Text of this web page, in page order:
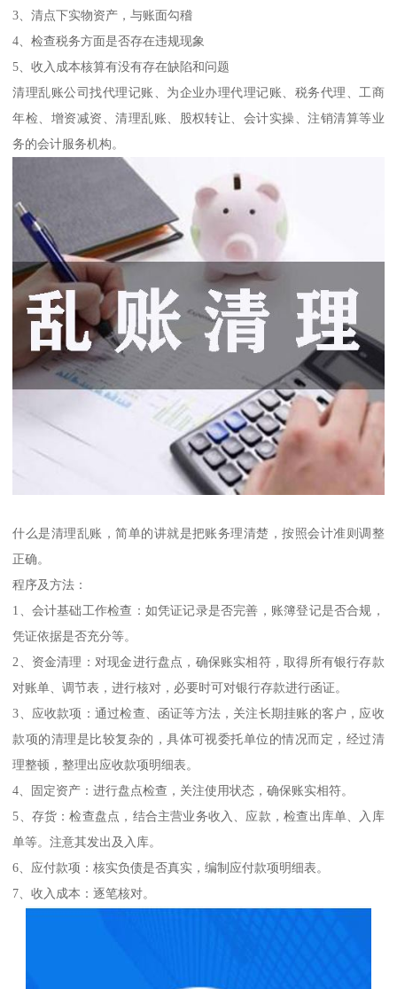
3、清点下实物资产，与账面勾稽
4、检查税务方面是否存在违规现象
5、收入成本核算有没有存在缺陷和问题
清理乱账公司找代理记账、为企业办理代理记账、税务代理、工商
年检、增资减资、清理乱账、股权转让、会计实操、注销清算等业
务的会计服务机构。
什么是清理乱账，简单的讲就是把账务理清楚，按照会计准则调整
正确。
程序及方法：
1、会计基础工作检查：如凭证记录是否完善，账簿登记是否合规，
凭证依据是否充分等。
2、资金清理：对现金进行盘点，确保账实相符，取得所有银行存款
对账单、调节表，进行核对，必要时可对银行存款进行函证。
3、应收款项：通过检查、函证等方法，关注长期挂账的客户，应收
款项的清理是比较复杂的，具体可视委托单位的情况而定，经过清
理整顿，整理出应收款项明细表。
4、固定资产：进行盘点检查，关注使用状态，确保账实相符。
5、存货：检查盘点，结合主营业务收入、应款，检查出库单、入库
单等。注意其发出及入库。
6、应付款项：核实负债是否真实，编制应付款项明细表。
7、收入成本：逐笔核对。